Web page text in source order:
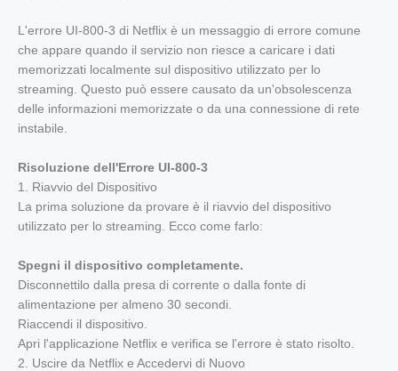
L'errore UI-800-3 di Netflix è un messaggio di errore comune
che appare quando il servizio non riesce a caricare i dati
memorizzati localmente sul dispositivo utilizzato per lo
streaming. Questo può essere causato da un'obsolescenza
delle informazioni memorizzate o da una connessione di rete
instabile.
Risoluzione dell'Errore UI-800-3
1. Riavvio del Dispositivo
La prima soluzione da provare è il riavvio del dispositivo
utilizzato per lo streaming. Ecco come farlo:
Spegni il dispositivo completamente.
Disconnettilo dalla presa di corrente o dalla fonte di
alimentazione per almeno 30 secondi.
Riaccendi il dispositivo.
Apri l'applicazione Netflix e verifica se l'errore è stato risolto.
2. Uscire da Netflix e Accedervi di Nuovo